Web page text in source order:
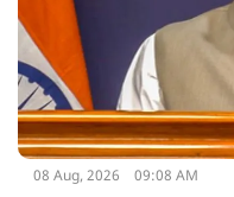
08 Aug, 2026 09:08 AM